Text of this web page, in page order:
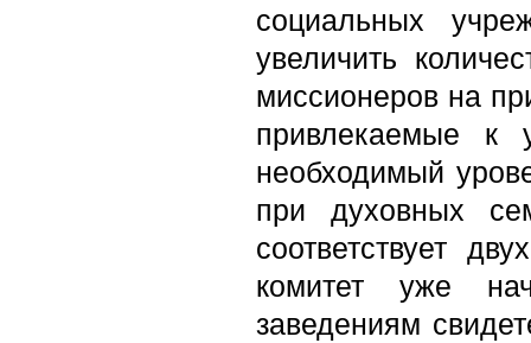
социальных
увеличить
миссионеров на
привлекаемые к
необходимый
при духовных
соответствует
комитет уже
заведениям